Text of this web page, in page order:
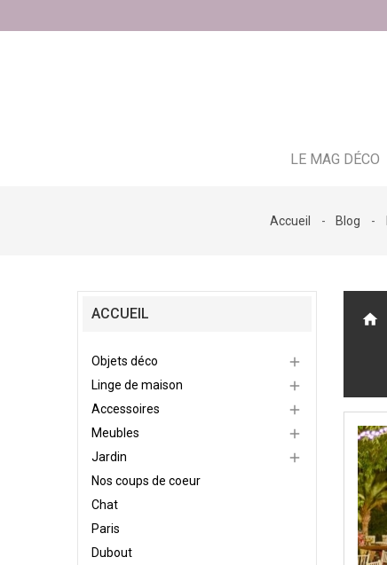
LE MAG DÉCO
Accueil Blog
ACCUEIL
Objets déco 
Linge de maison 
Accessoires 
Meubles 
Jardin 
Nos coups de coeur
Chat
Paris
Dubout
home